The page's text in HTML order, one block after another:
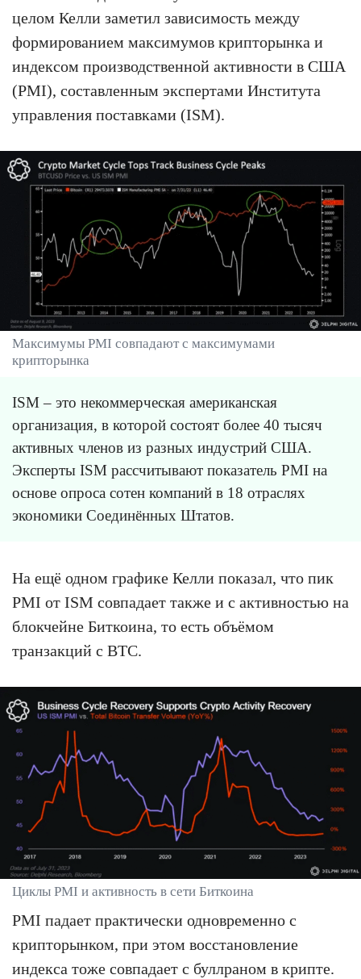
целом Келли заметил зависимость между
формированием максимумов крипторынка и
индексом производственной активности в США
(PMI), составленным экспертами Института
управления поставками (ISM).
Максимумы PMI совпадают с максимумами
крипторынка
ISM – это некоммерческая американская
организация, в которой состоят более 40 тысяч
активных членов из разных индустрий США.
Эксперты ISM рассчитывают показатель PMI на
основе опроса сотен компаний в 18 отраслях
экономики Соединённых Штатов.
На ещё одном графике Келли показал, что пик
PMI от ISM совпадает также и с активностью на
блокчейне Биткоина, то есть объёмом
транзакций с BTC.
Циклы PMI и активность в сети Биткоина
PMI падает практически одновременно с
крипторынком, при этом восстановление
индекса тоже совпадает с буллраном в крипте.